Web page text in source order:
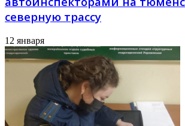
северную трассу
12 января